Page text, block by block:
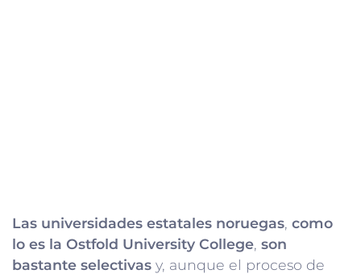
Las universidades estatales noruegas, como
lo es la Ostfold University College, son
bastante selectivas y, aunque el proceso de